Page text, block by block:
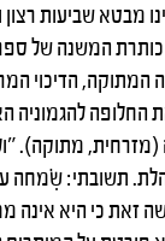
מבטא שביעות
המשנה של
המתוקה, הדיכוי
את החלופה להגמוניה
מתוקה).
תשובתי: שִׂמחה
זאת כי היא אינה